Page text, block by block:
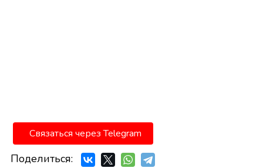
Связаться через Telegram
Поделиться: